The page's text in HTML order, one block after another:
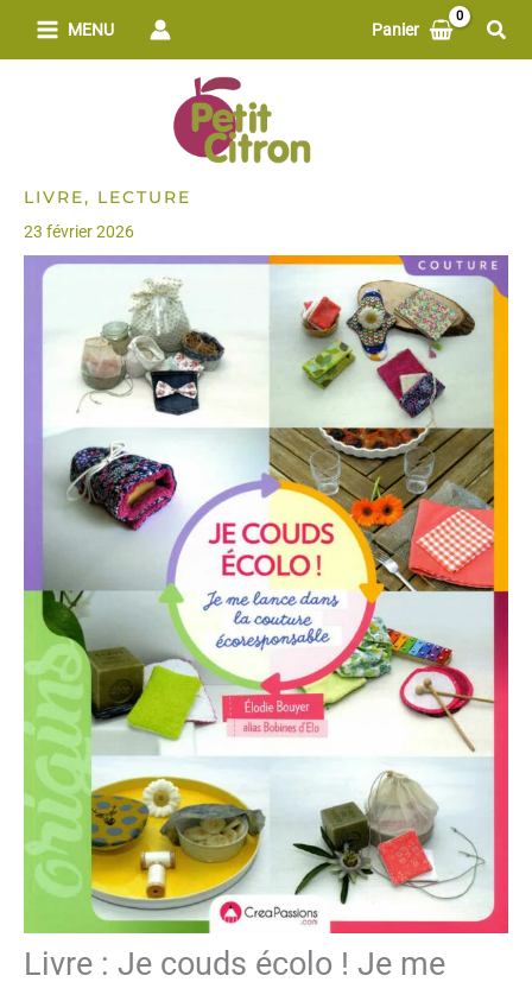
MENU Panier
LIVRE, LECTURE
23 février 2026
Livre : Je couds écolo ! Je me